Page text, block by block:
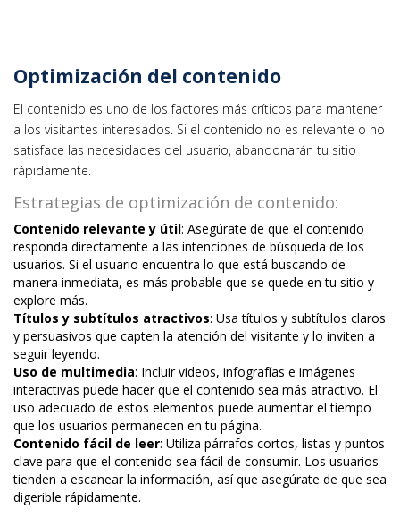
Optimización del contenido
El contenido es uno de los factores más críticos para mantener
a los visitantes interesados. Si el contenido no es relevante o no
satisface las necesidades del usuario, abandonarán tu sitio
rápidamente.
Estrategias de optimización de contenido:
Contenido relevante y útil: Asegúrate de que el contenido
responda directamente a las intenciones de búsqueda de los
usuarios. Si el usuario encuentra lo que está buscando de
manera inmediata, es más probable que se quede en tu sitio y
explore más.
Títulos y subtítulos atractivos: Usa títulos y subtítulos claros
y persuasivos que capten la atención del visitante y lo inviten a
seguir leyendo.
Uso de multimedia: Incluir videos, infografías e imágenes
interactivas puede hacer que el contenido sea más atractivo. El
uso adecuado de estos elementos puede aumentar el tiempo
que los usuarios permanecen en tu página.
Contenido fácil de leer: Utiliza párrafos cortos, listas y puntos
clave para que el contenido sea fácil de consumir. Los usuarios
tienden a escanear la información, así que asegúrate de que sea
digerible rápidamente.